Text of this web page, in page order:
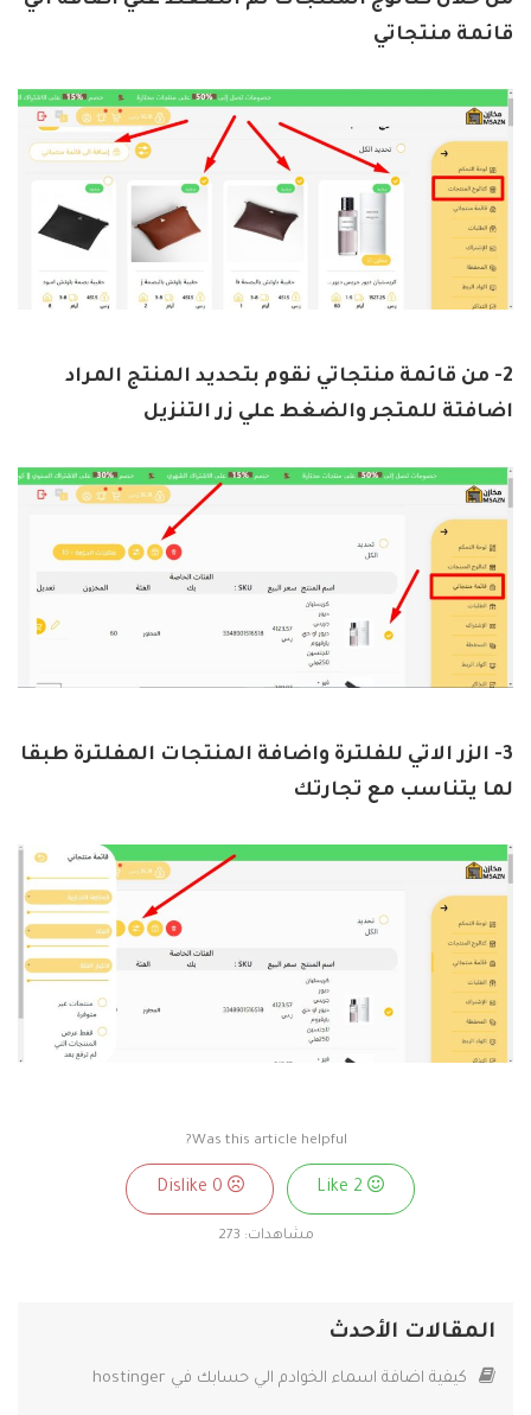
قائمة منتجاتي
2- من قائمة منتجاتي نقوم بتحديد المنتج المراد
اضافتة للمتجر والضغط علي زر التنزيل
3- الزر الاتي للفلترة واضافة المنتجات المفلترة طبقا
لما يتناسب مع تجارتك
Was this article helpful?
Like
2
0
مشاهدات: 273
المقالات الأحدث
كيفية اضافة اسماء الخوادم الي حسابك في hostinger